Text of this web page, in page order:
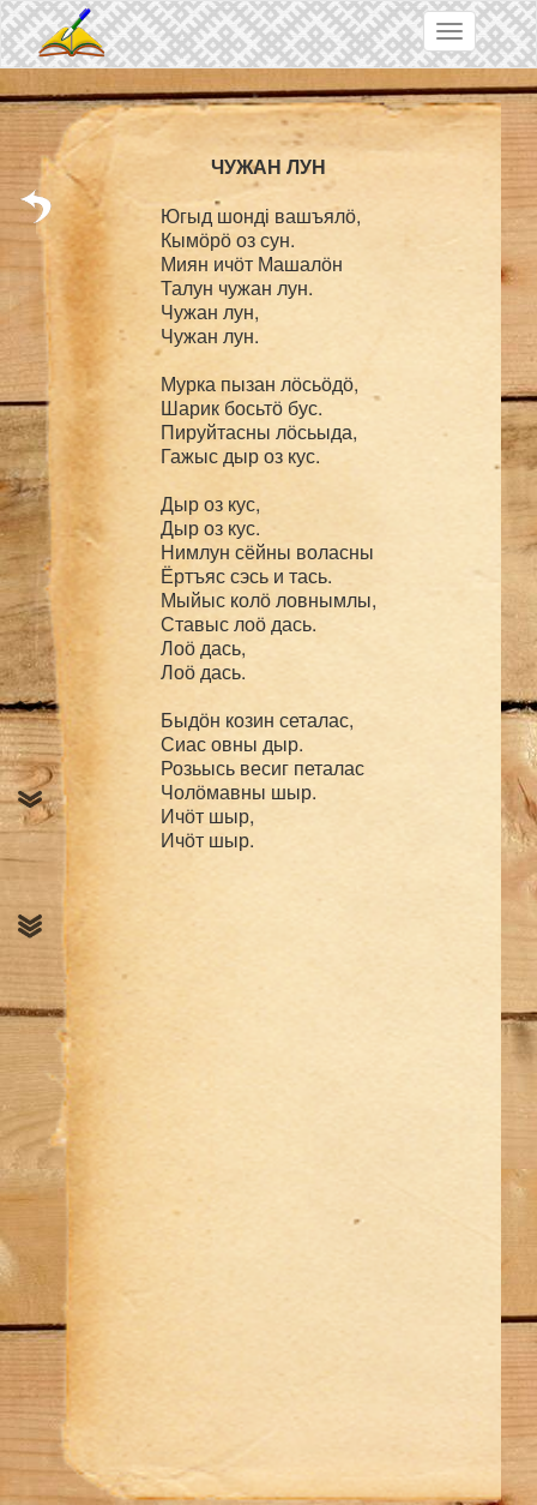
Skip to main content
Toggle
navigation
Югыд шонді вашъялӧ,
Кымӧрӧ оз сун.
Миян ичӧт Машалӧн
Талун чужан лун.
Чужан лун,
Чужан лун.
Мурка пызан лӧсьӧдӧ,
Шарик босьтӧ бус.
Пируйтасны лӧсьыда,
Гажыс дыр оз кус.
Дыр оз кус,
Дыр оз кус.
Нимлун сёйны воласны
Ёртъяс сэсь и тась.
Мыйыс колӧ ловнымлы,
Ставыс лоӧ дась.
Лоӧ дась,
Лоӧ дась.
Быдӧн козин сеталас,
Сиас овны дыр.
Розьысь весиг петалас
Чолӧмавны шыр.
Ичӧт шыр,
Ичӧт шыр.